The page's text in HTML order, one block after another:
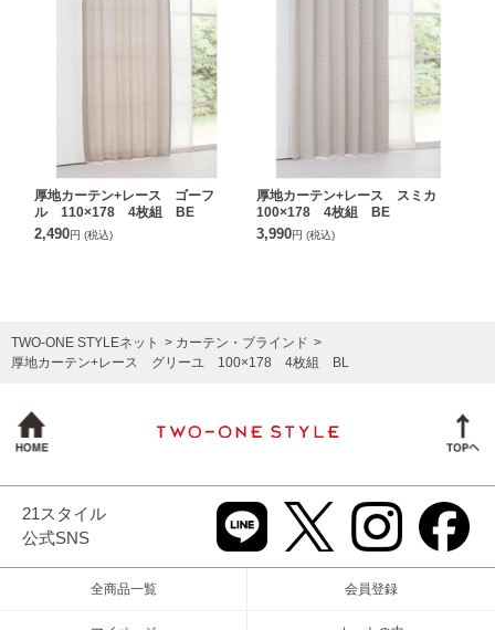
厚地カーテン+レース ゴーフ
ル 110×178 4枚組 BE
2,490円 (税込)
厚地カーテン+レース スミカ
100×178 4枚組 BE
3,990円 (税込)
TWO-ONE STYLEネット
カーテン・ブラインド
厚地カーテン+レース グリーユ 100×178 4枚組 BL
21スタイル
公式SNS
全商品一覧 会員登録